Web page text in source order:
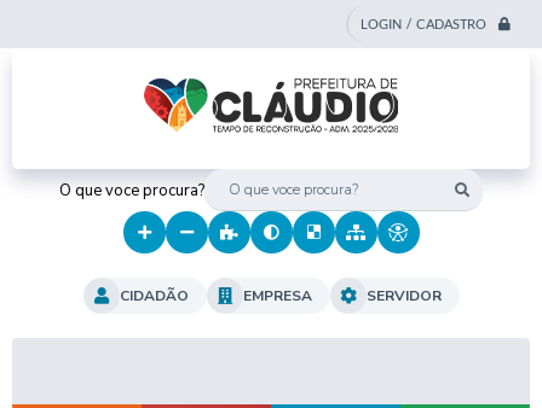
LOGIN / CADASTRO
O que voce procura?
CIDADÃO EMPRESA SERVIDOR